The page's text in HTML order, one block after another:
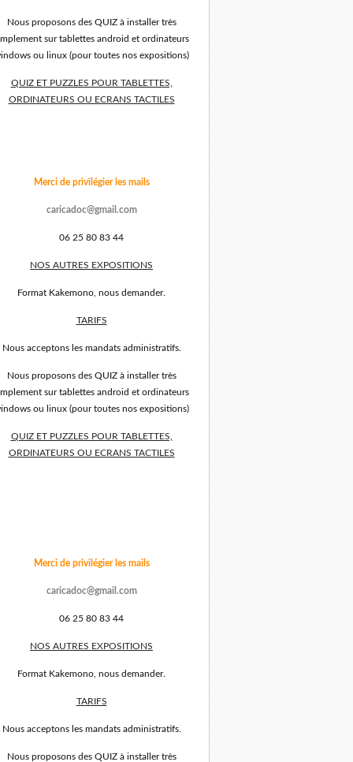
Nous proposons des QUIZ à installer très
sur tablettes android et ordinateurs
ou linux (pour toutes nos expositions)
QUIZ ET PUZZLES POUR TABLETTES,
ORDINATEURS OU ECRANS TACTILES
Merci de privilégier les mails
caricadoc@gmail.com
06 25 80 83 44
NOS AUTRES EXPOSITIONS
Format Kakemono, nous demander.
TARIFS
Nous acceptons les mandats administratifs.
Nous proposons des QUIZ à installer très
sur tablettes android et ordinateurs
ou linux (pour toutes nos expositions)
QUIZ ET PUZZLES POUR TABLETTES,
ORDINATEURS OU ECRANS TACTILES
Merci de privilégier les mails
caricadoc@gmail.com
06 25 80 83 44
NOS AUTRES EXPOSITIONS
Format Kakemono, nous demander.
TARIFS
Nous acceptons les mandats administratifs.
Nous proposons des QUIZ à installer très